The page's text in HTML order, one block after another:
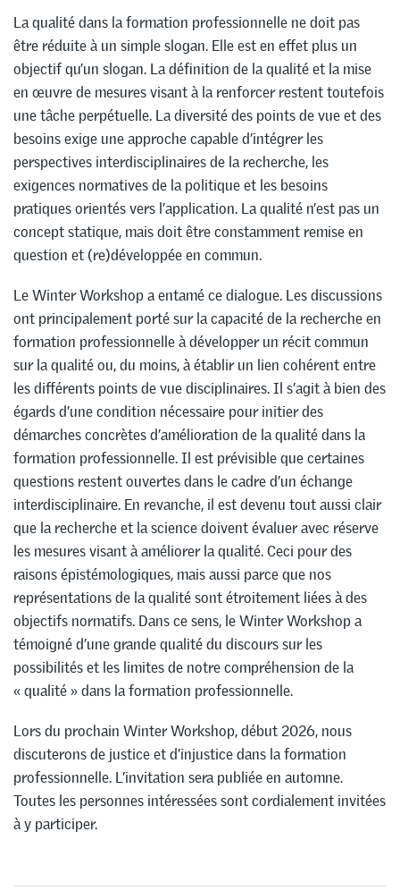
La qualité dans la formation professionnelle ne doit pas
être réduite à un simple slogan. Elle est en effet plus un
objectif qu’un slogan. La définition de la qualité et la mise
en œuvre de mesures visant à la renforcer restent toutefois
une tâche perpétuelle. La diversité des points de vue et des
besoins exige une approche capable d’intégrer les
perspectives interdisciplinaires de la recherche, les
exigences normatives de la politique et les besoins
pratiques orientés vers l’application. La qualité n’est pas un
concept statique, mais doit être constamment remise en
question et (re)développée en commun.
Le Winter Workshop a entamé ce dialogue. Les discussions
ont principalement porté sur la capacité de la recherche en
formation professionnelle à développer un récit commun
sur la qualité ou, du moins, à établir un lien cohérent entre
les différents points de vue disciplinaires. Il s’agit à bien des
égards d’une condition nécessaire pour initier des
démarches concrètes d’amélioration de la qualité dans la
formation professionnelle. Il est prévisible que certaines
questions restent ouvertes dans le cadre d’un échange
interdisciplinaire. En revanche, il est devenu tout aussi clair
que la recherche et la science doivent évaluer avec réserve
les mesures visant à améliorer la qualité. Ceci pour des
raisons épistémologiques, mais aussi parce que nos
représentations de la qualité sont étroitement liées à des
objectifs normatifs. Dans ce sens, le Winter Workshop a
témoigné d’une grande qualité du discours sur les
possibilités et les limites de notre compréhension de la
« qualité » dans la formation professionnelle.
Lors du prochain Winter Workshop, début 2026, nous
discuterons de justice et d’injustice dans la formation
professionnelle. L’invitation sera publiée en automne.
Toutes les personnes intéressées sont cordialement invitées
à y participer.